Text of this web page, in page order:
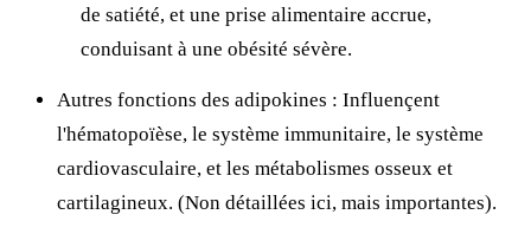
de satiété, et une prise alimentaire accrue,
conduisant à une obésité sévère.
Autres fonctions des adipokines : Influençent
l'hématopoïèse, le système immunitaire, le système
cardiovasculaire, et les métabolismes osseux et
cartilagineux. (Non détaillées ici, mais importantes).